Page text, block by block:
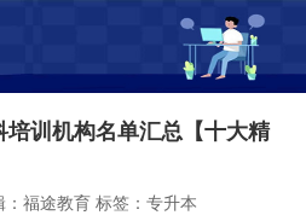
训机构名单汇总【十大精
：福途教育 标签：专升本